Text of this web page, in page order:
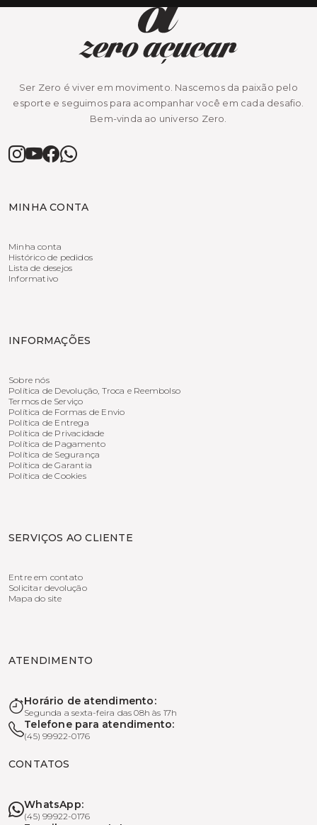
Ser Zero é viver em movimento. Nascemos da paixão pelo
esporte e seguimos para acompanhar você em cada desafio.
Bem-vinda ao universo Zero.
MINHA CONTA
Minha conta
Histórico de pedidos
Lista de desejos
Informativo
INFORMAÇÕES
Sobre nós
Política de Devolução, Troca e Reembolso
Termos de Serviço
Política de Formas de Envio
Política de Entrega
Política de Privacidade
Política de Pagamento
Política de Segurança
Política de Garantia
Política de Cookies
SERVIÇOS AO CLIENTE
Entre em contato
Solicitar devolução
Mapa do site
ATENDIMENTO
Horário de atendimento:
Segunda a sexta-feira das 08h às 17h
Telefone para atendimento:
(45) 99922-0176
CONTATOS
WhatsApp:
(45) 99922-0176